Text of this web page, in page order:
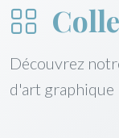
Découvrez
d'art graphique